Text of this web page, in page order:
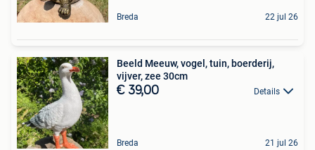
Breda 22 jul 26
Beeld Meeuw, vogel, tuin, boerderij,
vijver, zee 30cm
€ 39,00 Details
Breda 21 jul 26